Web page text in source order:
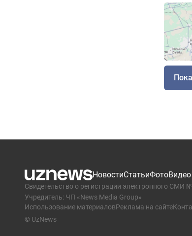
НовостиСтатьиФотоВидео
Свидетельство о регистрации электронного СМИ
Учредитель: ЧП «News Media Group»
Использование материаловРеклама на сайте
© UzNews